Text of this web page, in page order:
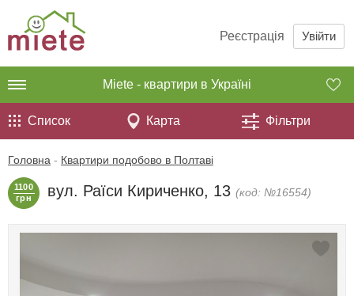
Реєстрація Увійти
Miete - квартири в Україні
Список Карта Фільтри
Головна - Квартири подобово в Полтаві
1100
грн
вул. Раїси Кириченко, 13 (код: №16554)